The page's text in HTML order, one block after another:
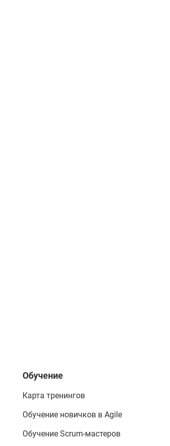
Обучение
Карта тренингов
Обучение новичков в Agile
Обучение Scrum-мастеров